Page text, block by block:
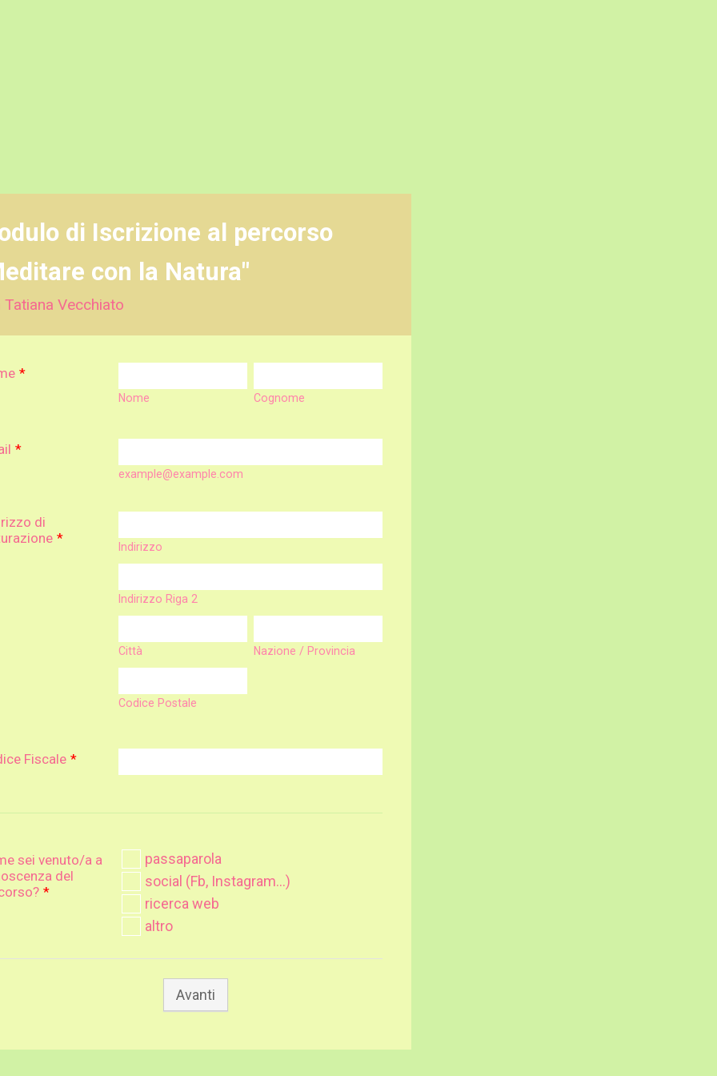
di Iscrizione al percorso
con la Natura"
Tatiana Vecchiato
*
Nome Cognome
*
example@example.com
di
*
Indirizzo
Indirizzo Riga 2
Città Nazione / Provincia
Codice Postale
Fiscale *
sei venuto/a a
del
*
passaparola
social (Fb, Instagram...)
ricerca web
altro
Avanti